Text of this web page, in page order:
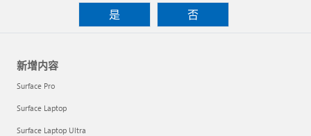
是
否
新增内容
Surface Pro
Surface Laptop
Surface Laptop Ultra